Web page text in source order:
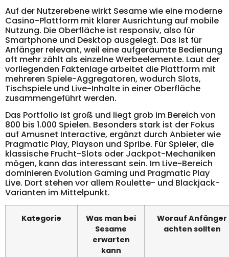
Auf der Nutzerebene wirkt Sesame wie eine moderne
Casino-Plattform mit klarer Ausrichtung auf mobile
Nutzung. Die Oberfläche ist responsiv, also für
Smartphone und Desktop ausgelegt. Das ist für
Anfänger relevant, weil eine aufgeräumte Bedienung
oft mehr zählt als einzelne Werbeelemente. Laut der
vorliegenden Faktenlage arbeitet die Plattform mit
mehreren Spiele-Aggregatoren, wodurch Slots,
Tischspiele und Live-Inhalte in einer Oberfläche
zusammengeführt werden.
Das Portfolio ist groß und liegt grob im Bereich von
800 bis 1.000 Spielen. Besonders stark ist der Fokus
auf Amusnet Interactive, ergänzt durch Anbieter wie
Pragmatic Play, Playson und Spribe. Für Spieler, die
klassische Frucht-Slots oder Jackpot-Mechaniken
mögen, kann das interessant sein. Im Live-Bereich
dominieren Evolution Gaming und Pragmatic Play
Live. Dort stehen vor allem Roulette- und Blackjack-
Varianten im Mittelpunkt.
Kategorie
Was man bei
Sesame
erwarten
kann
Worauf Anfänger
achten sollten